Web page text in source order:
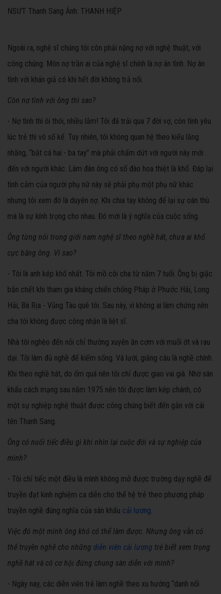
NSƯT Thanh Sang Ảnh: THANH HIỆP
Ngoài ra, nghệ sĩ chúng tôi còn phải nặng nợ với nghệ thuật, với
công chúng. Món nợ trần ai của nghệ sĩ chính là nợ ân tình. Nợ ân
tình với khán giả có khi hết đời không trả nổi.
Còn nợ tình với ông thì sao?
- Nợ tình thì ôi thôi, nhiều lắm! Tôi đã trải qua 7 đời vợ, còn tình yêu
lúc trẻ thì vô số kể. Tuy nhiên, tôi không quan hệ theo kiểu lăng
nhăng, “bắt cá hai - ba tay” mà phải chấm dứt với người này mới
đến với người khác. Làm đàn ông có số đào hoa thiệt là khổ. Đáp lại
tình cảm của người phụ nữ này sẽ phải phụ một phụ nữ khác
nhưng tôi xem đó là duyên nợ. Khi chia tay không để lại sự oán thù
mà là sự kính trọng cho nhau. Đó mới là ý nghĩa của cuộc sống.
Ông từng nói trong giới nam nghệ sĩ theo nghề hát, chưa ai khổ
cực bằng ông. Vì sao?
- Tôi là anh kép khổ nhất. Tôi mồ côi cha từ năm 7 tuổi. Ông bị giặc
bắn chết khi tham gia kháng chiến chống Pháp ở Phước Hải, Long
Hải, Bà Rịa - Vũng Tàu quê tôi. Sau này, vì không ai làm chứng nên
cha tôi không được công nhận là liệt sĩ.
Nhà tôi nghèo đến nỗi chỉ thường xuyên ăn cơm với muối ớt và rau
dại. Tôi làm đủ nghề để kiếm sống. Vá lưới, giăng câu là nghề chính.
Khi theo nghề hát, do ốm quá nên tôi chỉ được giao vai già. Nhờ sân
khấu cách mạng sau năm 1975 nên tôi được làm kép chánh, có
một sự nghiệp nghệ thuật được công chúng biết đến gắn với cái
tên Thanh Sang.
Ông có nuối tiếc điều gì khi nhìn lại cuộc đời và sự nghiệp của
mình?
- Tôi chỉ tiếc một điều là mình không mở được trường dạy nghề để
truyền đạt kinh nghiệm ca diễn cho thế hệ trẻ theo phương pháp
truyền nghề đúng nghĩa của sân khấu cải lương.
Việc đó một mình ông khó có thể làm được. Nhưng ông vẫn có
thể truyền nghề cho những diễn viên cải lương trẻ biết xem trọng
nghề hát và có cơ hội đứng chung sàn diễn với mình?
- Ngày nay, các diễn viên trẻ làm nghề theo xu hướng “danh nổi